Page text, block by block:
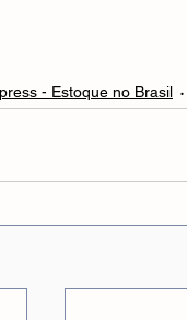
- Estoque no Brasil